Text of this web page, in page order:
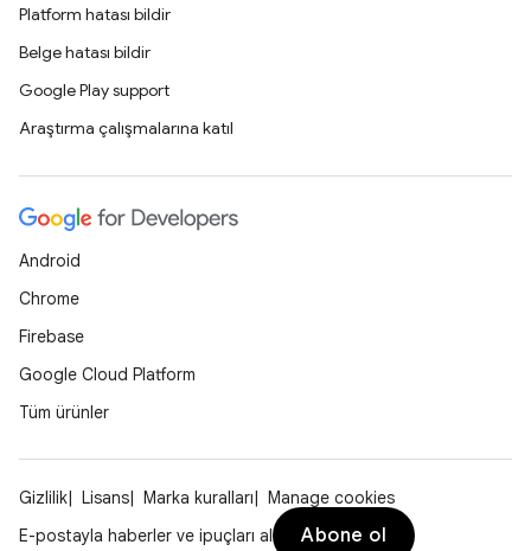
Platform hatası bildir
Belge hatası bildir
Google Play support
Araştırma çalışmalarına katıl
Android
Chrome
Firebase
Google Cloud Platform
Tüm ürünler
Gizlilik Lisans Marka kuralları
Manage cookies
E-postayla haberler ve ipuçları al
Abone ol